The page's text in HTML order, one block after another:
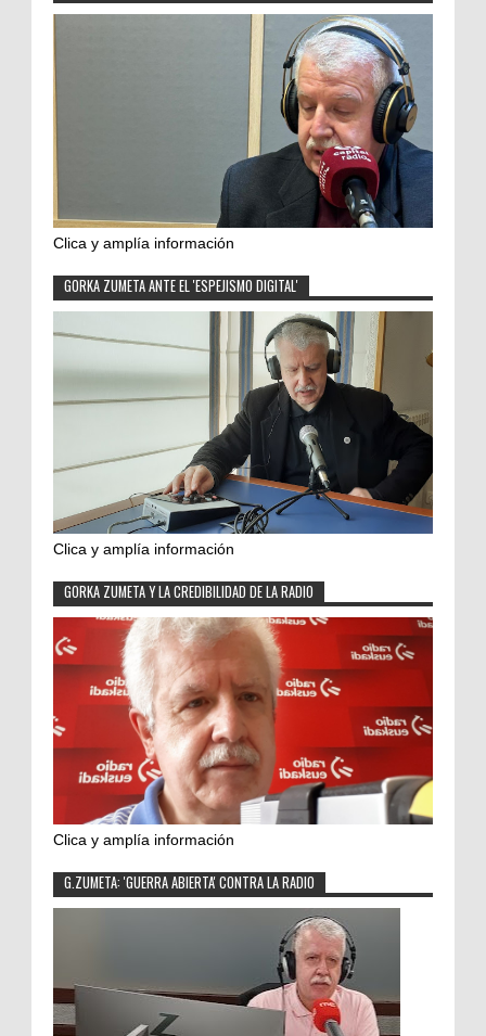
Clica y amplía información
GORKA ZUMETA ANTE EL 'ESPEJISMO DIGITAL'
Clica y amplía información
GORKA ZUMETA Y LA CREDIBILIDAD DE LA RADIO
Clica y amplía información
G.ZUMETA: 'GUERRA ABIERTA' CONTRA LA RADIO